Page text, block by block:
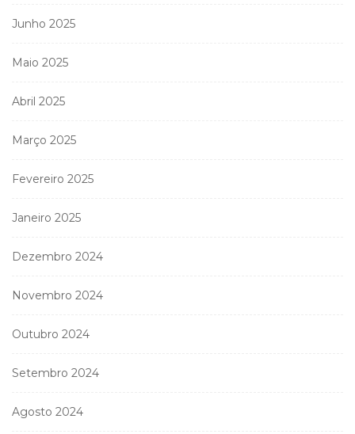
Junho 2025
Maio 2025
Abril 2025
Março 2025
Fevereiro 2025
Janeiro 2025
Dezembro 2024
Novembro 2024
Outubro 2024
Setembro 2024
Agosto 2024